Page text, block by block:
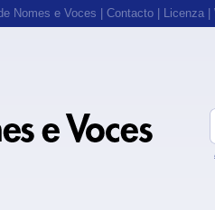
Nomes e Voces Contacto Licenza